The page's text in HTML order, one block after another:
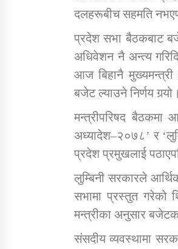
दलहरूबीच सहमति
प्रदेश सभा बैठकबाट
अधिवेशन नै अन्त्य
आज बिहानै
बजेट ल्याउने निर्णय गर्‍यो।
मन्त्रीपरिषद बैठकमा
अध्यादेश–२०७८’ र
प्रदेश प्रमुखलाई
लुम्बिनी सरकारले
सभामा प्रस्तुत गरेको
मन्त्रीका अनुसार
संसदीय व्यवस्थामा